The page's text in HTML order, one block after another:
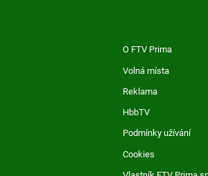
O FTV Prima
Volná místa
Reklama
HbbTV
Podmínky užívání
Cookies